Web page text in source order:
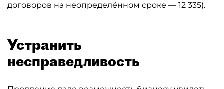
договоров на неопределённом сроке — 12 335).
Устранить
несправедливость